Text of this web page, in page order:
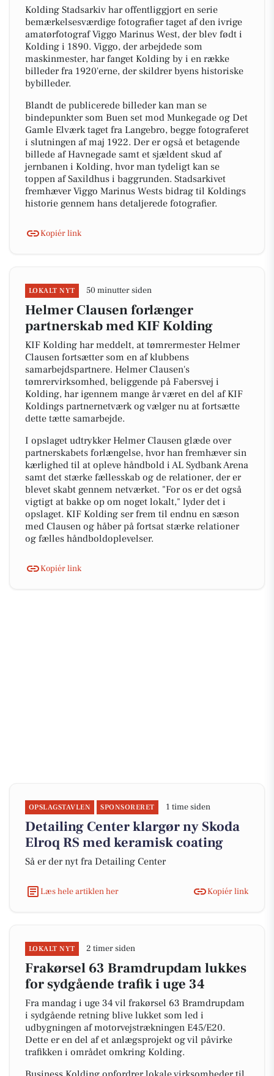
Kolding Stadsarkiv har offentliggjort en serie
bemærkelsesværdige fotografier taget af den ivrige
amatørfotograf Viggo Marinus West, der blev født i
Kolding i 1890. Viggo, der arbejdede som
maskinmester, har fanget Kolding by i en række
billeder fra 1920'erne, der skildrer byens historiske
bybilleder.
Blandt de publicerede billeder kan man se
bindepunkter som Buen set mod Munkegade og Det
Gamle Elværk taget fra Langebro, begge fotograferet
i slutningen af maj 1922. Der er også et betagende
billede af Havnegade samt et sjældent skud af
jernbanen i Kolding, hvor man tydeligt kan se
toppen af Saxildhus i baggrunden. Stadsarkivet
fremhæver Viggo Marinus Wests bidrag til Koldings
historie gennem hans detaljerede fotografier.
Kopiér link
LOKALT NYT 50 minutter siden
Helmer Clausen forlænger
partnerskab med KIF Kolding
KIF Kolding har meddelt, at tømrermester Helmer
Clausen fortsætter som en af klubbens
samarbejdspartnere. Helmer Clausen's
tømrervirksomhed, beliggende på Fabersvej i
Kolding, har igennem mange år været en del af KIF
Koldings partnernetværk og vælger nu at fortsætte
dette tætte samarbejde.
I opslaget udtrykker Helmer Clausen glæde over
partnerskabets forlængelse, hvor han fremhæver sin
kærlighed til at opleve håndbold i AL Sydbank Arena
samt det stærke fællesskab og de relationer, der er
blevet skabt gennem netværket. "For os er det også
vigtigt at bakke op om noget lokalt," lyder det i
opslaget. KIF Kolding ser frem til endnu en sæson
med Clausen og håber på fortsat stærke relationer
og fælles håndboldoplevelser.
Kopiér link
OPSLAGSTAVLEN SPONSORERET 1 time siden
Detailing Center klargør ny Skoda
Elroq RS med keramisk coating
Så er der nyt fra Detailing Center
Læs hele artiklen her Kopiér link
LOKALT NYT 2 timer siden
Frakørsel 63 Bramdrupdam lukkes
for sydgående trafik i uge 34
Fra mandag i uge 34 vil frakørsel 63 Bramdrupdam
i sydgående retning blive lukket som led i
udbygningen af motorvejstrækningen E45/E20.
Dette er en del af et anlægsprojekt og vil påvirke
trafikken i området omkring Kolding.